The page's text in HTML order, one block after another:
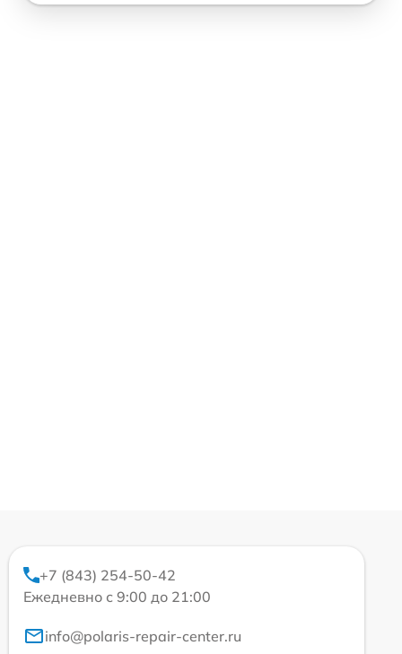
+7 (843) 254-50-42
Ежедневно с 9:00 до 21:00
info@polaris-repair-center.ru